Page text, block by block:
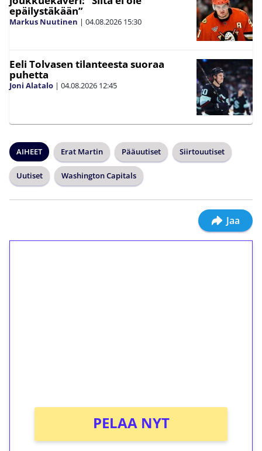
epäilystäkään”
Markus Nuutinen | 04.08.2026 15:30
Eeli Tolvasen tilanteesta suoraa
puhetta
Joni Alatalo | 04.08.2026 12:45
AIHEET Erat Martin Pääuutiset Siirtouutiset
Uutiset Washington Capitals
Jaa
PELAA NYT